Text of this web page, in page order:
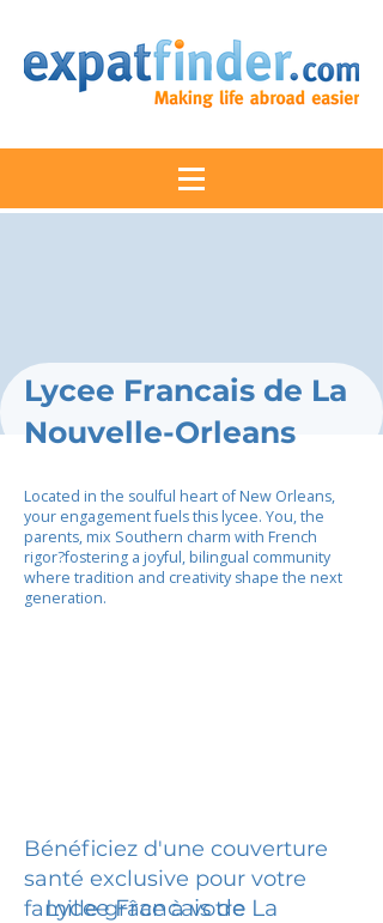
Lycee Francais de La
Nouvelle-Orleans
Located in the soulful heart of New Orleans,
your engagement fuels this lycee. You, the
parents, mix Southern charm with French
rigor?fostering a joyful, bilingual community
where tradition and creativity shape the next
generation.
Bénéficiez d'une couverture
santé exclusive pour votre
famille grâce à votre
Lycee Francais de La